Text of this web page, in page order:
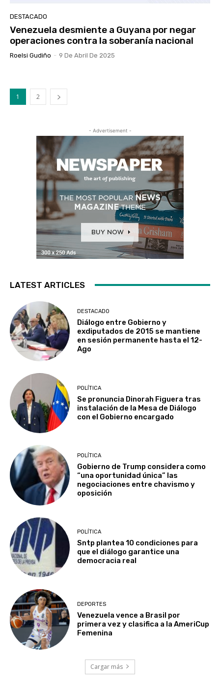
DESTACADO
Venezuela desmiente a Guyana por negar
operaciones contra la soberanía nacional
Roelsi Gudiño - 9 De Abril De 2025
1 2
- Advertisement -
LATEST ARTICLES
DESTACADO
Diálogo entre Gobierno y
exdiputados de 2015 se mantiene
en sesión permanente hasta el 12-
Ago
POLÍTICA
Se pronuncia Dinorah Figuera tras
instalación de la Mesa de Diálogo
con el Gobierno encargado
POLÍTICA
Gobierno de Trump considera como
“una oportunidad única” las
negociaciones entre chavismo y
oposición
POLÍTICA
Sntp plantea 10 condiciones para
que el diálogo garantice una
democracia real
DEPORTES
Venezuela vence a Brasil por
primera vez y clasifica a la AmeriCup
Femenina​
Cargar más